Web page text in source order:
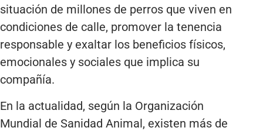
situación de millones de perros que viven en
condiciones de calle, promover la tenencia
responsable y exaltar los beneficios físicos,
emocionales y sociales que implica su
compañía.
En la actualidad, según la Organización
Mundial de Sanidad Animal, existen más de